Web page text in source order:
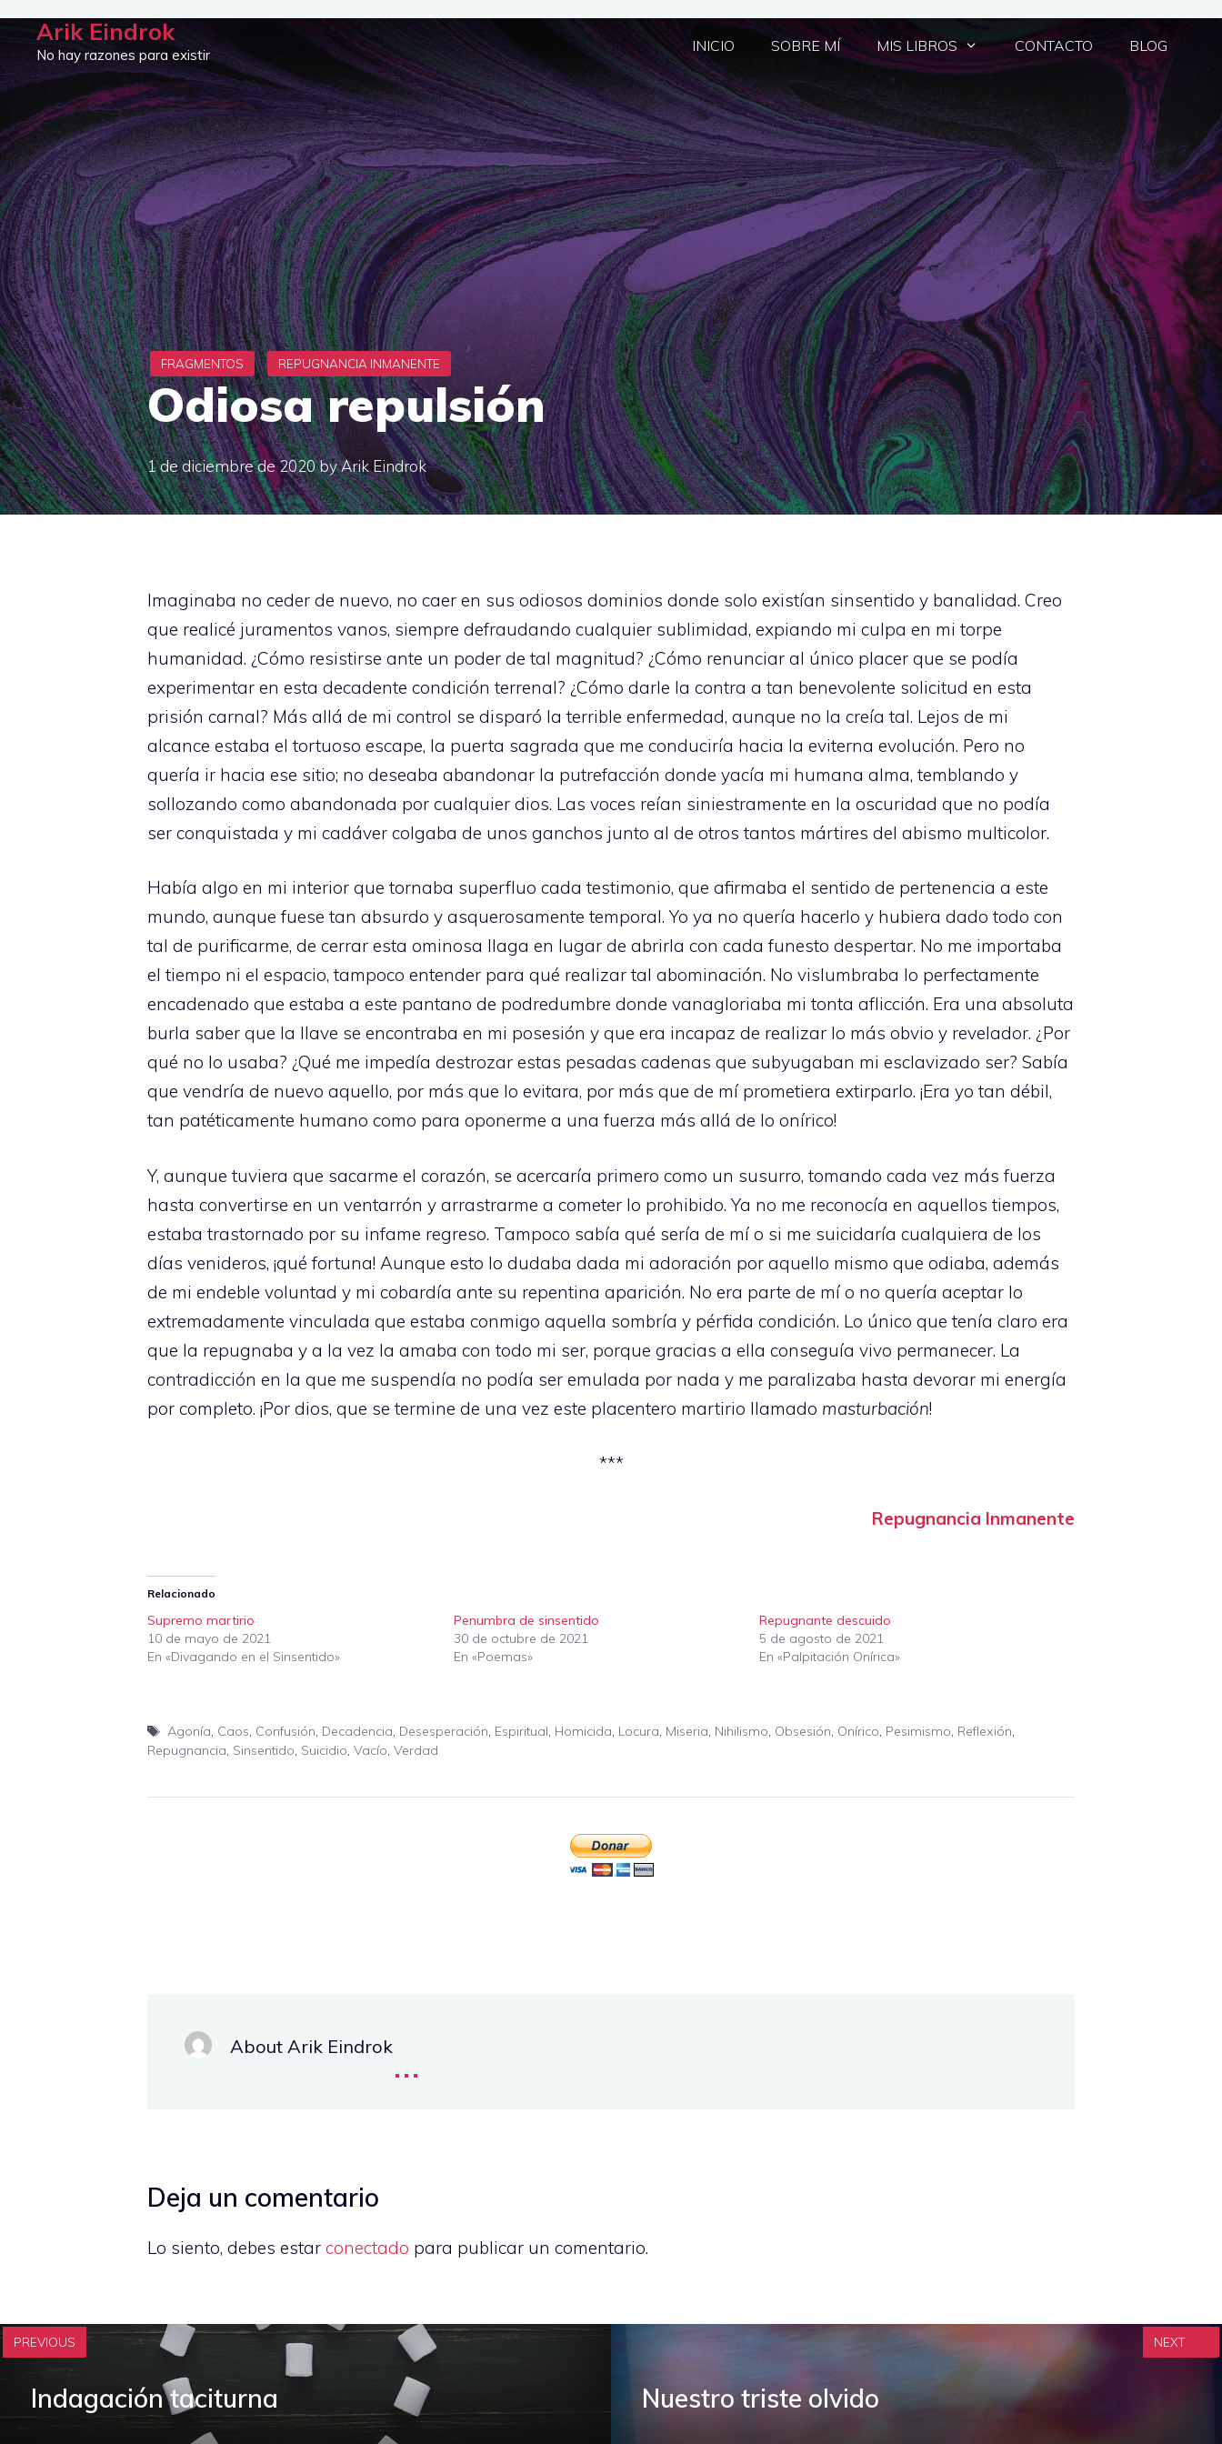
Saltar
contenido
Arik Eindrok
No hay razones para existir
INICIO SOBRE MÍ MIS LIBROS CONTACTO BLOG
Odiosa repulsión
1 de diciembre de 2020byArik Eindrok
Imaginaba no ceder de nuevo, no caer en sus odiosos dominios donde solo existían sinsentido y banalidad. Creo
que realicé juramentos vanos, siempre defraudando cualquier sublimidad, expiando mi culpa en mi torpe
humanidad. ¿Cómo resistirse ante un poder de tal magnitud? ¿Cómo renunciar al único placer que se podía
experimentar en esta decadente condición terrenal? ¿Cómo darle la contra a tan benevolente solicitud en esta
prisión carnal? Más allá de mi control se disparó la terrible enfermedad, aunque no la creía tal. Lejos de mi
alcance estaba el tortuoso escape, la puerta sagrada que me conduciría hacia la eviterna evolución. Pero no
quería ir hacia ese sitio; no deseaba abandonar la putrefacción donde yacía mi humana alma, temblando y
sollozando como abandonada por cualquier dios. Las voces reían siniestramente en la oscuridad que no podía
ser conquistada y mi cadáver colgaba de unos ganchos junto al de otros tantos mártires del abismo multicolor.
Había algo en mi interior que tornaba superfluo cada testimonio, que afirmaba el sentido de pertenencia a este
mundo, aunque fuese tan absurdo y asquerosamente temporal. Yo ya no quería hacerlo y hubiera dado todo con
tal de purificarme, de cerrar esta ominosa llaga en lugar de abrirla con cada funesto despertar. No me importaba
el tiempo ni el espacio, tampoco entender para qué realizar tal abominación. No vislumbraba lo perfectamente
encadenado que estaba a este pantano de podredumbre donde vanagloriaba mi tonta aflicción. Era una absoluta
burla saber que la llave se encontraba en mi posesión y que era incapaz de realizar lo más obvio y revelador. ¿Por
qué no lo usaba? ¿Qué me impedía destrozar estas pesadas cadenas que subyugaban mi esclavizado ser? Sabía
que vendría de nuevo aquello, por más que lo evitara, por más que de mí prometiera extirparlo. ¡Era yo tan débil,
tan patéticamente humano como para oponerme a una fuerza más allá de lo onírico!
Y, aunque tuviera que sacarme el corazón, se acercaría primero como un susurro, tomando cada vez más fuerza
hasta convertirse en un ventarrón y arrastrarme a cometer lo prohibido. Ya no me reconocía en aquellos tiempos,
estaba trastornado por su infame regreso. Tampoco sabía qué sería de mí o si me suicidaría cualquiera de los
días venideros, ¡qué fortuna! Aunque esto lo dudaba dada mi adoración por aquello mismo que odiaba, además
de mi endeble voluntad y mi cobardía ante su repentina aparición. No era parte de mí o no quería aceptar lo
extremadamente vinculada que estaba conmigo aquella sombría y pérfida condición. Lo único que tenía claro era
que la repugnaba y a la vez la amaba con todo mi ser, porque gracias a ella conseguía vivo permanecer. La
contradicción en la que me suspendía no podía ser emulada por nada y me paralizaba hasta devorar mi energía
por completo. ¡Por dios, que se termine de una vez este placentero martirio llamado masturbación!
***
Repugnancia Inmanente
Relacionado
Supremo martirio
10 de mayo de 2021
En «Divagando en el Sinsentido»
Penumbra de sinsentido
30 de octubre de 2021
En «Poemas»
Repugnante descuido
5 de agosto de 2021
En «Palpitación Onírica»
Etiquetas
Agonía, Caos, Confusión, Decadencia, Desesperación, Espiritual, Homicida, Locura, Miseria, Nihilismo, Obsesión, Onírico, Pesimismo, Reflexión,
Repugnancia, Sinsentido, Suicidio, Vacío, Verdad
About Arik Eindrok...
Deja un comentario
Lo siento, debes estar conectado para publicar un comentario.
PREVIOUS
Indagación taciturna Nuestro triste olvido
NEXT